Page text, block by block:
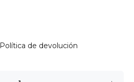
Política de devolución